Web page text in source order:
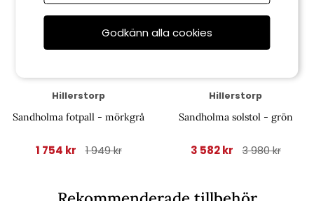
Hillerstorp
Sandholma fotpall - mörkgrå
1 754 kr 1 949 kr
Hillerstorp
Sandholma solstol - grön
3 582 kr 3 980 kr
Godkänn alla cookies